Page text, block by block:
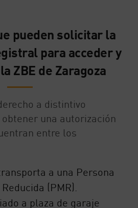
pueden solicitar la
para acceder y
ZBE de Zaragoza
a distintivo
una autorización
entre los
a una Persona
(PMR).
a plaza de garaje